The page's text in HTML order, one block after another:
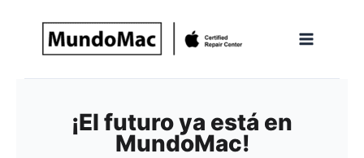
contenido
¡El futuro ya está en
MundoMac!